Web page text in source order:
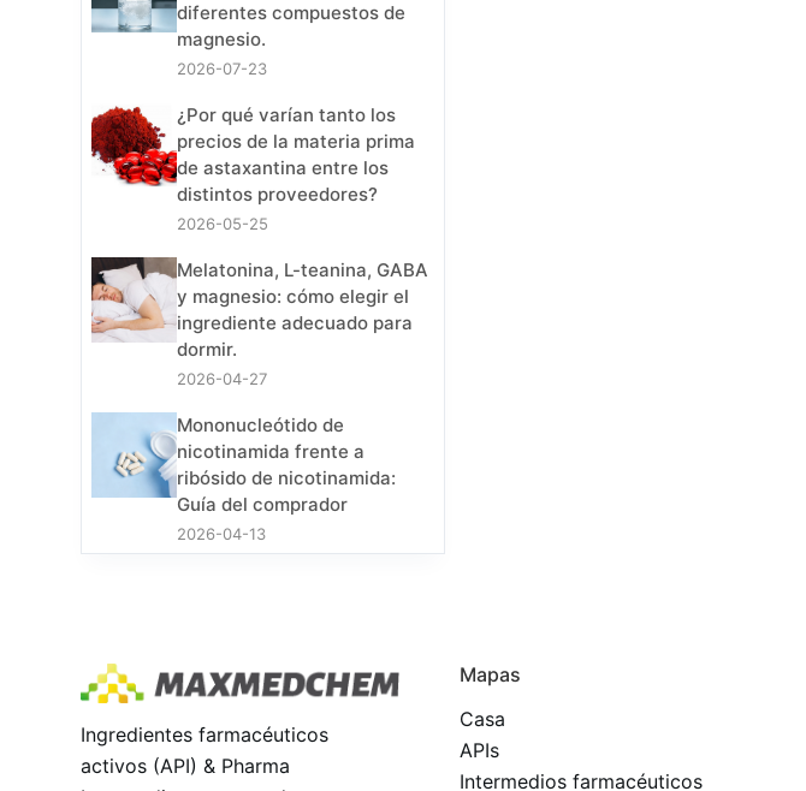
diferentes compuestos de
magnesio.
2026-07-23
¿Por qué varían tanto los
precios de la materia prima
de astaxantina entre los
distintos proveedores?
2026-05-25
Melatonina, L-teanina, GABA
y magnesio: cómo elegir el
ingrediente adecuado para
dormir.
2026-04-27
Mononucleótido de
nicotinamida frente a
ribósido de nicotinamida:
Guía del comprador
2026-04-13
Ingredientes farmacéuticos
activos (API) & Pharma
Mapas
Casa
APIs
Intermedios farmacéuticos